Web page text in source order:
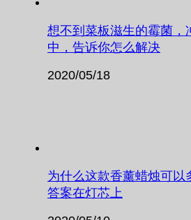
想不到菜板滋生的霉菌，
中，告诉你怎么解决
2020/05/18
为什么这款香薰蜡烛可以
答案在灯芯上